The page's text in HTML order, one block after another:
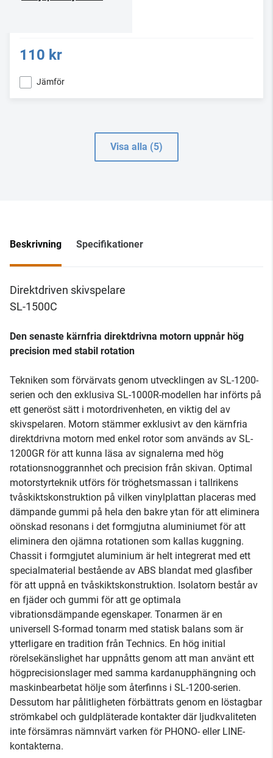
110 kr
Jämför
Visa alla (5)
Beskrivning Specifikationer
Direktdriven skivspelare
SL-1500C
Den senaste kärnfria direktdrivna motorn uppnår hög
precision med stabil rotation
Tekniken som förvärvats genom utvecklingen av SL-1200-
serien och den exklusiva SL-1000R-modellen har införts på
ett generöst sätt i motordrivenheten, en viktig del av
skivspelaren. Motorn stämmer exklusivt av den kärnfria
direktdrivna motorn med enkel rotor som används av SL-
1200GR för att kunna läsa av signalerna med hög
rotationsnoggrannhet och precision från skivan. Optimal
motorstyrteknik utförs för tröghetsmassan i tallrikens
tvåskiktskonstruktion på vilken vinylplattan placeras med
dämpande gummi på hela den bakre ytan för att eliminera
oönskad resonans i det formgjutna aluminiumet för att
eliminera den ojämna rotationen som kallas kuggning.
Chassit i formgjutet aluminium är helt integrerat med ett
specialmaterial bestående av ABS blandat med glasfiber
för att uppnå en tvåskiktskonstruktion. Isolatorn består av
en fjäder och gummi för att ge optimala
vibrationsdämpande egenskaper. Tonarmen är en
universell S-formad tonarm med statisk balans som är
ytterligare en tradition från Technics. En hög initial
rörelsekänslighet har uppnåtts genom att man använt ett
högprecisionslager med samma kardanupphängning och
maskinbearbetat hölje som återfinns i SL-1200-serien.
Dessutom har pålitligheten förbättrats genom en löstagbar
strömkabel och guldpläterade kontakter där ljudkvaliteten
inte försämras nämnvärt varken för PHONO- eller LINE-
kontakterna.